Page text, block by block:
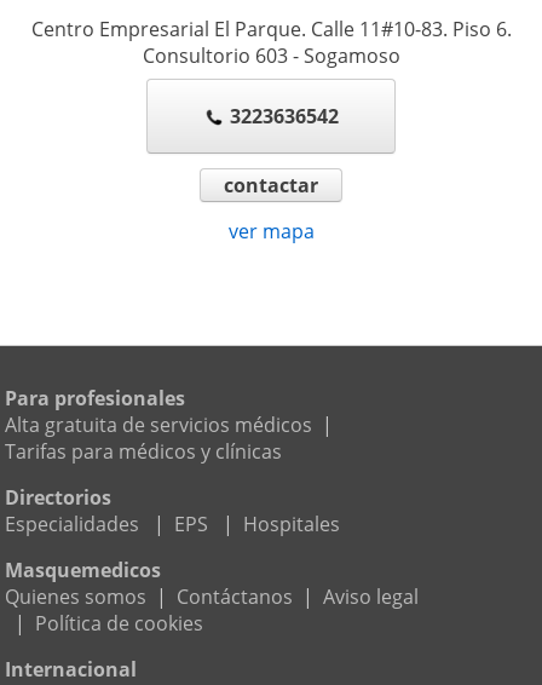
Centro Empresarial El Parque. Calle 11#10-83. Piso 6.
Consultorio 603-Sogamoso
3223636542
contactar
ver mapa
Para profesionales
Alta gratuita de servicios médicos |
Tarifas para médicos y clínicas
Directorios
Especialidades
| EPS | Hospitales
Masquemedicos
Quienes somos | Contáctanos | Aviso legal
| Política de cookies
Internacional